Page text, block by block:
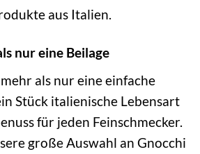
aus Italien.
nur eine Beilage
als nur eine einfache
Stück italienische Lebensart
für jeden Feinschmecker.
große Auswahl an Gnocchi